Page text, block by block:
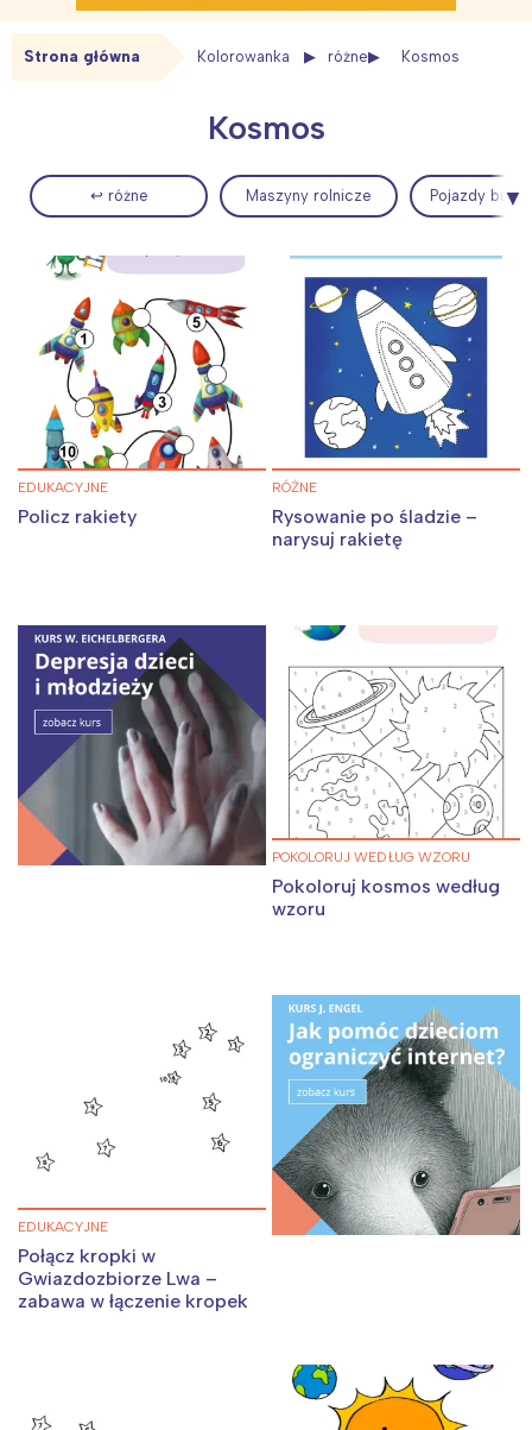
Strona główna Kolorowanka różne Kosmos
Kosmos
↩ różne Maszyny rolnicze Pojazdy
EDUKACYJNE
Policz rakiety
RÓŻNE
Rysowanie po śladzie –
narysuj rakietę
POKOLORUJ WEDŁUG WZORU
Pokoloruj kosmos według
wzoru
EDUKACYJNE
Połącz kropki w
Gwiazdozbiorze Lwa –
zabawa w łączenie kropek